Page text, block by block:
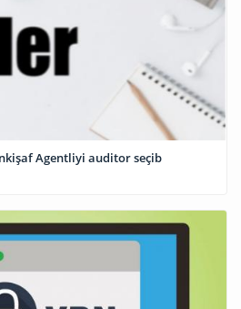
Agentliyi auditor seçib